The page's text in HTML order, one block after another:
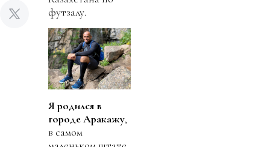
футзалу.
Я родился в
городе Аракажу,
в самом